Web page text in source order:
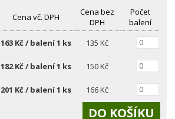
Cena vč. DPH
Cena bez
DPH
Počet
balení
163Kč / balení 1 ks
135 Kč
182Kč / balení 1 ks
150 Kč
201 Kč / balení 1 ks 166 Kč